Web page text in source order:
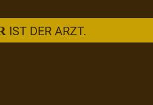
IST DER ARZT.